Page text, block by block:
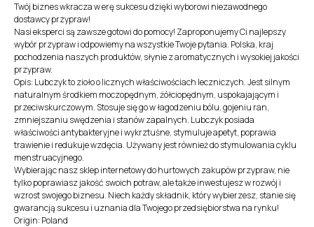
Twój biznes wkracza w erę sukcesu dzięki wyborowi niezawodnego
dostawcy przypraw!
Nasi eksperci są zawsze gotowi do pomocy! Zaproponujemy Ci najlepszy
wybór przypraw i odpowiemy na wszystkie Twoje pytania. Polska, kraj
pochodzenia naszych produktów, słynie z aromatycznych i wysokiej jakości
przypraw.
Opis: Lubczyk to zioło o licznych właściwościach leczniczych. Jest silnym
naturalnym środkiem moczopędnym, żółciopędnym, uspokajającym i
przeciwskurczowym. Stosuje się go w łagodzeniu bólu, gojeniu ran,
zmniejszaniu swędzenia i stanów zapalnych. Lubczyk posiada
właściwości antybakteryjne i wykrztuśne, stymuluje apetyt, poprawia
trawienie i redukuje wzdęcia. Używany jest również do stymulowania cyklu
menstruacyjnego.
Wybierając nasz sklep internetowy do hurtowych zakupów przypraw, nie
tylko poprawiasz jakość swoich potraw, ale także inwestujesz w rozwój i
wzrost swojego biznesu. Niech każdy składnik, który wybierzesz, stanie się
gwarancją sukcesu i uznania dla Twojego przedsiębiorstwa na rynku!
Origin: Poland